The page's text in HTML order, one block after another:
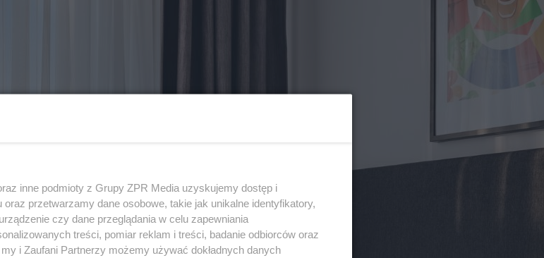
inne podmioty z Grupy ZPR Media uzyskujemy dostęp i
przetwarzamy dane osobowe, takie jak unikalne identyfikatory,
czy dane przeglądania w celu zapewniania
treści, pomiar reklam i treści, badanie odbiorców oraz
i Zaufani Partnerzy możemy używać dokładnych danych